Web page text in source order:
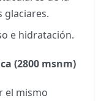
glaciares.
e hidratación.
(2800 msnm)
el mismo